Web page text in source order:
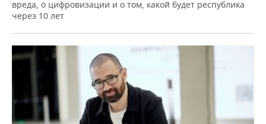
вреда, о цифровизации и о том, какой будет республика
через 10 лет